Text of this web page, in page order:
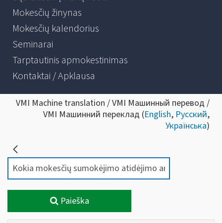
Mokesčių žinynas
Mokesčių kalendorius
Seminarai
Tarptautinis apmokestinimas
Kontaktai / Apklausa
VMI Machine translation / VMI Машинный перевод /
VMI Машинний переклад (English, Русский,
Українська)
Paieška